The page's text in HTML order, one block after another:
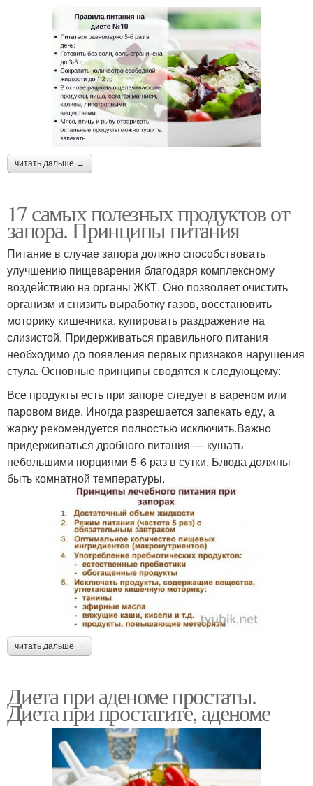
читать дальше →
17 самых полезных продуктов от
запора. Принципы питания
Питание в случае запора должно способствовать
улучшению пищеварения благодаря комплексному
воздействию на органы ЖКТ. Оно позволяет очистить
организм и снизить выработку газов, восстановить
моторику кишечника, купировать раздражение на
слизистой. Придерживаться правильного питания
необходимо до появления первых признаков нарушения
стула. Основные принципы сводятся к следующему:
Все продукты есть при запоре следует в вареном или
паровом виде. Иногда разрешается запекать еду, а
жарку рекомендуется полностью исключить.Важно
придерживаться дробного питания — кушать
небольшими порциями 5-6 раз в сутки. Блюда должны
быть комнатной температуры.
читать дальше →
Диета при аденоме простаты.
Диета при простатите, аденоме